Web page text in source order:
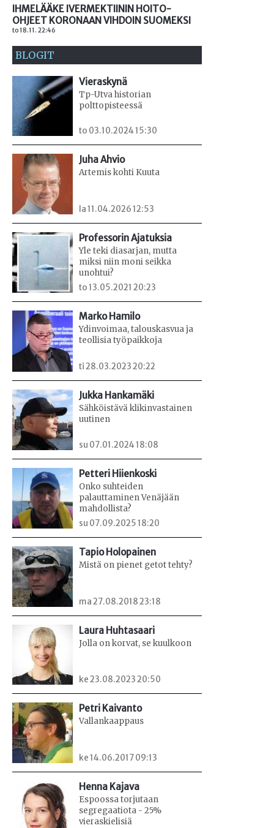
IHMELÄÄKE IVERMEKTIININ HOITO-
OHJEET KORONAAN VIHDOIN SUOMEKSI
to 18.11. 22:46
BLOGIT
Vieraskynä
Tp-Utva historian
polttopisteessä
to 03.10.2024 15:30
Juha Ahvio
Artemis kohti Kuuta
la 11.04.2026 12:53
Professorin Ajatuksia
Yle teki diasarjan, mutta
miksi niin moni seikka
unohtui?
to 13.05.2021 20:23
Marko Hamilo
Ydinvoimaa, talouskasvua ja
teollisia työpaikkoja
ti 28.03.2023 20:22
Jukka Hankamäki
Sähköistävä klikinvastainen
uutinen
su 07.01.2024 18:08
Petteri Hiienkoski
Onko suhteiden
palauttaminen Venäjään
mahdollista?
su 07.09.2025 18:20
Tapio Holopainen
Mistä on pienet getot tehty?
ma 27.08.2018 23:18
Laura Huhtasaari
Jolla on korvat, se kuulkoon
ke 23.08.2023 20:50
Petri Kaivanto
Vallankaappaus
ke 14.06.2017 09:13
Henna Kajava
Espoossa torjutaan
segregaatiota - 25%
vieraskielisiä